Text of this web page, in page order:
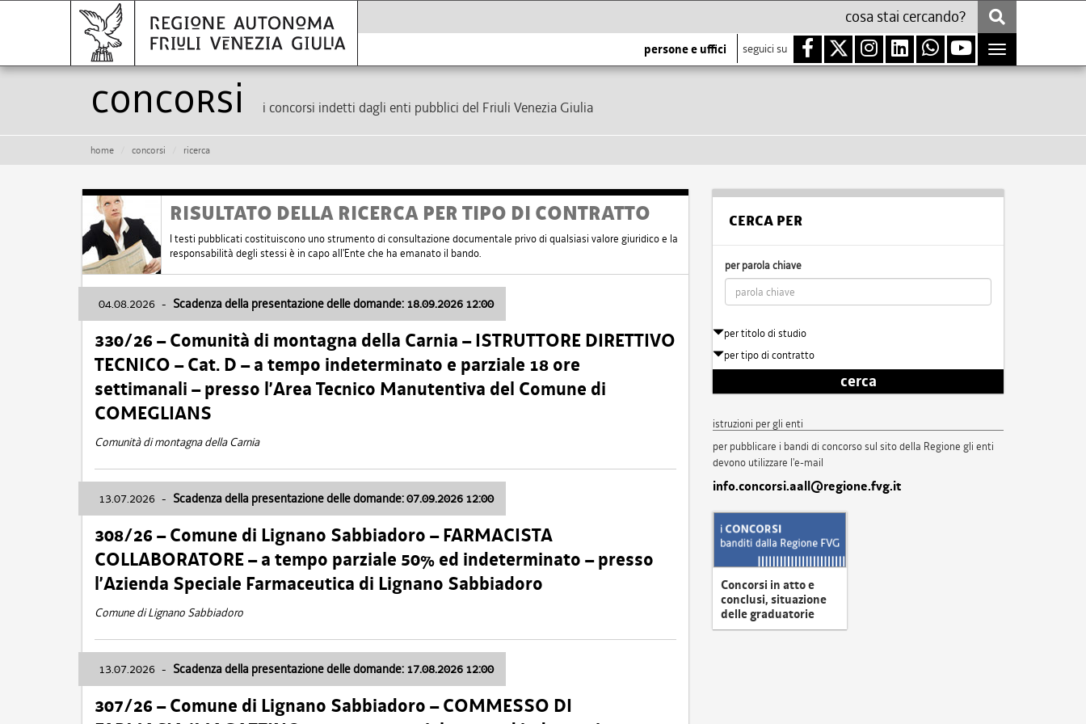
persone e uffici seguici su
Toggle
navigation
Concorsi i concorsi indetti dagli enti pubblici del Friuli Venezia Giulia
home concorsi ricerca
RISULTATO DELLA RICERCA PER TIPO DI CONTRATTO
I testi pubblicati costituiscono uno strumento di consultazione documentale privo di qualsiasi valore giuridico e la
responsabilità degli stessi è in capo all'Ente che ha emanato il bando.
04.08.2026 - Scadenza della presentazione delle domande: 18.09.2026 12:00
330/26 – Comunità di montagna della Carnia – ISTRUTTORE DIRETTIVO
TECNICO – Cat. D – a tempo indeterminato e parziale 18 ore
settimanali – presso l’Area Tecnico Manutentiva del Comune di
COMEGLIANS
Comunità di montagna della Carnia
13.07.2026 - Scadenza della presentazione delle domande: 07.09.2026 12:00
308/26 – Comune di Lignano Sabbiadoro – FARMACISTA
COLLABORATORE – a tempo parziale 50% ed indeterminato – presso
l’Azienda Speciale Farmaceutica di Lignano Sabbiadoro
Comune di Lignano Sabbiadoro
13.07.2026 - Scadenza della presentazione delle domande: 17.08.2026 12:00
307/26 – Comune di Lignano Sabbiadoro – COMMESSO DI
CERCA PER
per parola chiave
per titolo di studio
per tipo di contratto
cerca
istruzioni per gli enti
per pubblicare i bandi di concorso sul sito della Regione gli enti
devono utilizzare l'e-mail
info.concorsi.aall@regione.fvg.it
Concorsi in atto e
conclusi, situazione
delle graduatorie